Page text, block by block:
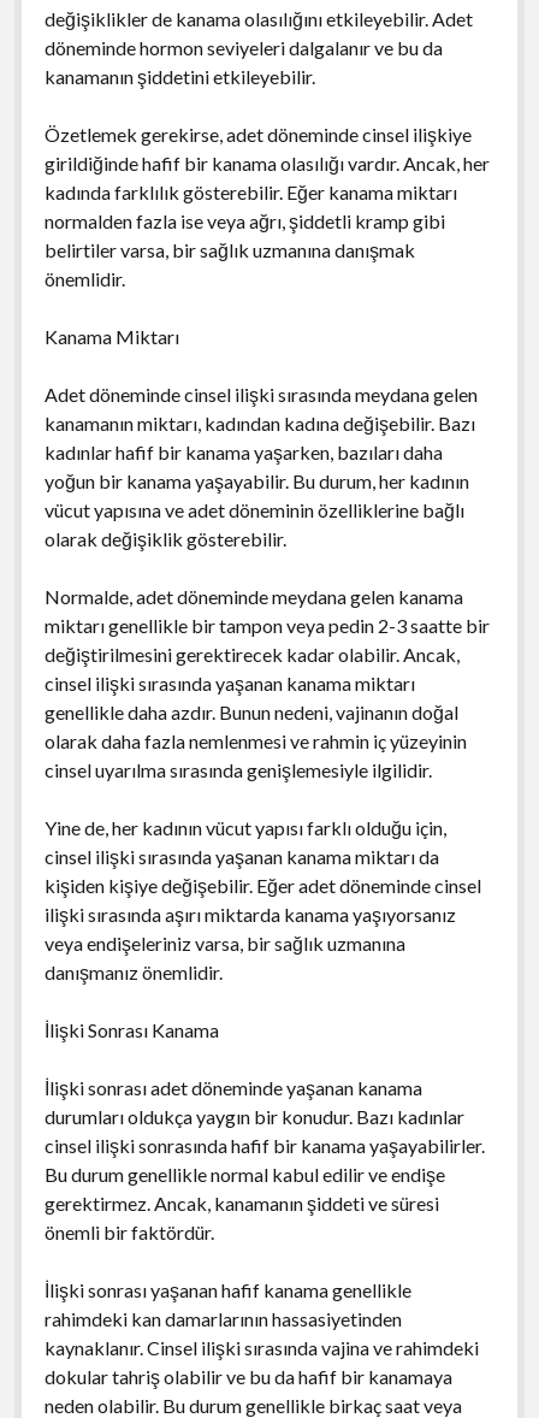
değişiklikler de kanama olasılığını etkileyebilir. Adet
döneminde hormon seviyeleri dalgalanır ve bu da
kanamanın şiddetini etkileyebilir.
Özetlemek gerekirse, adet döneminde cinsel ilişkiye
girildiğinde hafif bir kanama olasılığı vardır. Ancak, her
kadında farklılık gösterebilir. Eğer kanama miktarı
normalden fazla ise veya ağrı, şiddetli kramp gibi
belirtiler varsa, bir sağlık uzmanına danışmak
önemlidir.
Kanama Miktarı
Adet döneminde cinsel ilişki sırasında meydana gelen
kanamanın miktarı, kadından kadına değişebilir. Bazı
kadınlar hafif bir kanama yaşarken, bazıları daha
yoğun bir kanama yaşayabilir. Bu durum, her kadının
vücut yapısına ve adet döneminin özelliklerine bağlı
olarak değişiklik gösterebilir.
Normalde, adet döneminde meydana gelen kanama
miktarı genellikle bir tampon veya pedin 2-3 saatte bir
değiştirilmesini gerektirecek kadar olabilir. Ancak,
cinsel ilişki sırasında yaşanan kanama miktarı
genellikle daha azdır. Bunun nedeni, vajinanın doğal
olarak daha fazla nemlenmesi ve rahmin iç yüzeyinin
cinsel uyarılma sırasında genişlemesiyle ilgilidir.
Yine de, her kadının vücut yapısı farklı olduğu için,
cinsel ilişki sırasında yaşanan kanama miktarı da
kişiden kişiye değişebilir. Eğer adet döneminde cinsel
ilişki sırasında aşırı miktarda kanama yaşıyorsanız
veya endişeleriniz varsa, bir sağlık uzmanına
danışmanız önemlidir.
İlişki Sonrası Kanama
İlişki sonrası adet döneminde yaşanan kanama
durumları oldukça yaygın bir konudur. Bazı kadınlar
cinsel ilişki sonrasında hafif bir kanama yaşayabilirler.
Bu durum genellikle normal kabul edilir ve endişe
gerektirmez. Ancak, kanamanın şiddeti ve süresi
önemli bir faktördür.
İlişki sonrası yaşanan hafif kanama genellikle
rahimdeki kan damarlarının hassasiyetinden
kaynaklanır. Cinsel ilişki sırasında vajina ve rahimdeki
dokular tahriş olabilir ve bu da hafif bir kanamaya
neden olabilir. Bu durum genellikle birkaç saat veya